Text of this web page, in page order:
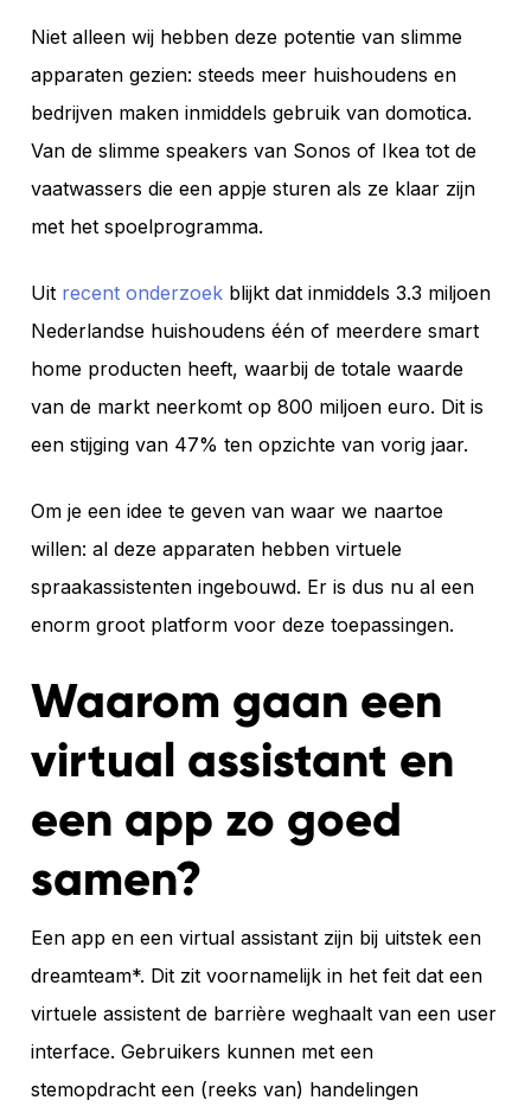
Niet alleen wij hebben deze potentie van slimme
apparaten gezien: steeds meer huishoudens en
bedrijven maken inmiddels gebruik van domotica.
Van de slimme speakers van Sonos of Ikea tot de
vaatwassers die een appje sturen als ze klaar zijn
met het spoelprogramma.
Uit recent onderzoek blijkt dat inmiddels 3.3 miljoen
Nederlandse huishoudens één of meerdere smart
home producten heeft, waarbij de totale waarde
van de markt neerkomt op 800 miljoen euro. Dit is
een stijging van 47% ten opzichte van vorig jaar.
Om je een idee te geven van waar we naartoe
willen: al deze apparaten hebben virtuele
spraakassistenten ingebouwd. Er is dus nu al een
enorm groot platform voor deze toepassingen.
Waarom gaan een
virtual assistant en
een app zo goed
samen?
Een app en een virtual assistant zijn bij uitstek een
dreamteam*. Dit zit voornamelijk in het feit dat een
virtuele assistent de barrière weghaalt van een user
interface. Gebruikers kunnen met een
stemopdracht een (reeks van) handelingen